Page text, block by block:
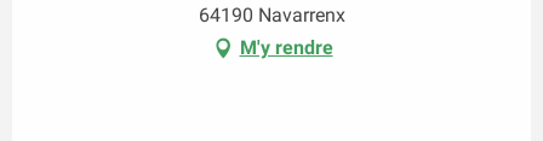
64190 Navarrenx
M'y rendre